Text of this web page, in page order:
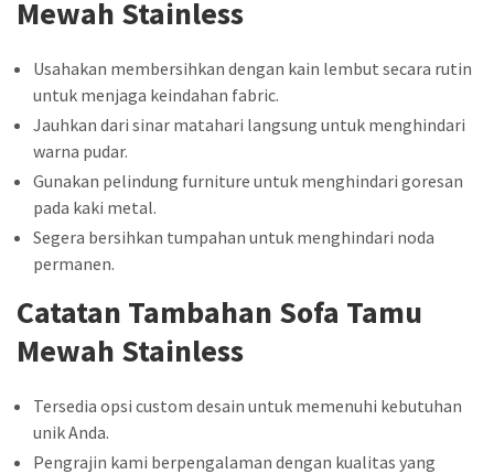
Mewah Stainless
Usahakan membersihkan dengan kain lembut secara rutin
untuk menjaga keindahan fabric.
Jauhkan dari sinar matahari langsung untuk menghindari
warna pudar.
Gunakan pelindung furniture untuk menghindari goresan
pada kaki metal.
Segera bersihkan tumpahan untuk menghindari noda
permanen.
Catatan Tambahan Sofa Tamu
Mewah Stainless
Tersedia opsi custom desain untuk memenuhi kebutuhan
unik Anda.
Pengrajin kami berpengalaman dengan kualitas yang